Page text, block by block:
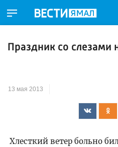
Праздник со слезами
13 мая 2013
Хлесткий ветер больно